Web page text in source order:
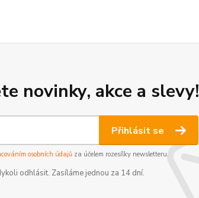
novinky, akce a slevy!
Přihlásit se
osobních údajůza účelem rozesílky newsletteru.
odhlásit. Zasíláme jednou za 14 dní.